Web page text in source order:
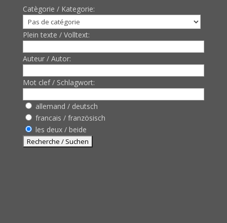
Catègorie / Kategorie:
Plein texte / Volltext:
Auteur / Autor:
Mot clef / Schlagwort:
allemand / deutsch
francais / französisch
les deux / beide